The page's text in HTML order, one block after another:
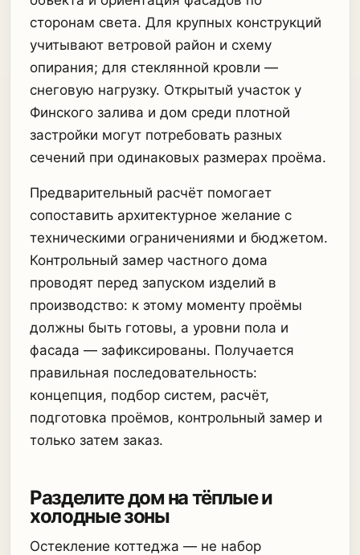
сторонам света. Для крупных конструкций
учитывают ветровой район и схему
опирания; для стеклянной кровли —
снеговую нагрузку. Открытый участок у
Финского залива и дом среди плотной
застройки могут потребовать разных
сечений при одинаковых размерах проёма.
Предварительный расчёт помогает
сопоставить архитектурное желание с
техническими ограничениями и бюджетом.
Контрольный замер частного дома
проводят перед запуском изделий в
производство: к этому моменту проёмы
должны быть готовы, а уровни пола и
фасада — зафиксированы. Получается
правильная последовательность:
концепция, подбор систем, расчёт,
подготовка проёмов, контрольный замер и
только затем заказ.
Разделите дом на тёплые и
холодные зоны
Остекление коттеджа — не набор